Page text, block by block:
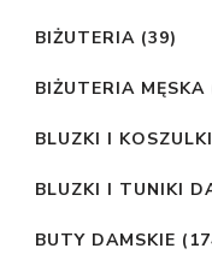
BIŻUTERIA (39)
BIŻUTERIA MĘSKA
BLUZKI I
BLUZKI I TUNIKI
BUTY DAMSKIE